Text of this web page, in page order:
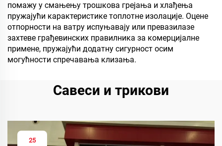
помажу у смањењу трошкова грејања и хлађења
пружајући карактеристике топлотне изолације. Оцене
отпорности на ватру испуњавају или превазилазе
захтеве грађевинских правилника за комерцијалне
примене, пружајући додатну сигурност осим
могућности спречавања клизања.
Савеси и трикови
25